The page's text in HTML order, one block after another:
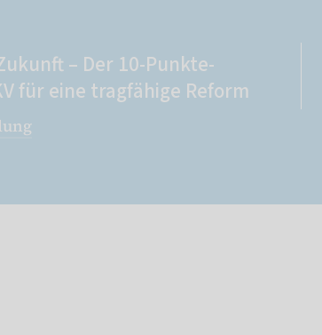
– Der 10-Punkte-
für eine tragfähige Reform